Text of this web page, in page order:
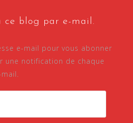
ce blog par e-mail.
e-mail pour vous abonner
une notification de chaque